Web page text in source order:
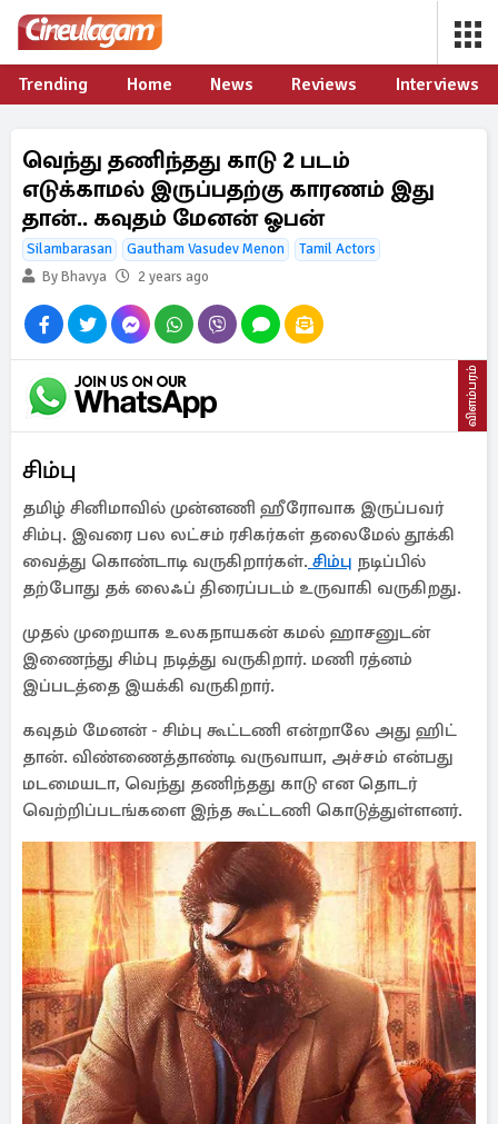
Trending Home News Reviews Interviews
வெந்து தணிந்தது காடு 2 படம்
எடுக்காமல் இருப்பதற்கு காரணம் இது
தான்.. கவுதம் மேனன் ஓபன்
Silambarasan Gautham Vasudev Menon
Tamil Actors
By Bhavya
2 years ago
விளம்பரம்
சிம்பு
தமிழ் சினிமாவில் முன்னணி ஹீரோவாக இருப்பவர்
சிம்பு. இவரை பல லட்சம் ரசிகர்கள் தலைமேல் தூக்கி
வைத்து கொண்டாடி வருகிறார்கள். சிம்பு நடிப்பில்
தற்போது தக் லைஃப் திரைப்படம் உருவாகி வருகிறது.
முதல் முறையாக உலகநாயகன் கமல் ஹாசனுடன்
இணைந்து சிம்பு நடித்து வருகிறார். மணி ரத்னம்
இப்படத்தை இயக்கி வருகிறார்.
கவுதம் மேனன் - சிம்பு கூட்டணி என்றாலே அது ஹிட்
தான். விண்ணைத்தாண்டி வருவாயா, அச்சம் என்பது
மடமையடா, வெந்து தணிந்தது காடு என தொடர்
வெற்றிப்படங்களை இந்த கூட்டணி கொடுத்துள்ளனர்.